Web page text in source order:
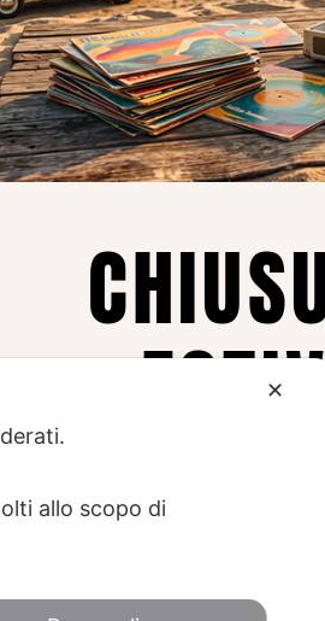
dei
Privacy
Privacy Policy
Cookie Policy (UE)
✕
allo scopo di
Dal 29 luglio al 31 agosto
pausa estiva. Gli ordini ricevuti
saranno spediti
Torniamo il 1 settembre, pronti
nuovi arrivi. Buona estate e